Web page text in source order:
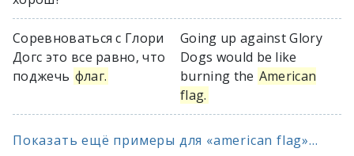
Соревноваться с Глори
Догс это все равно, что
поджечь флаг.
Going up against Glory
Dogs would be like
burning the American
flag.
Показать ещё примеры для «american flag»...